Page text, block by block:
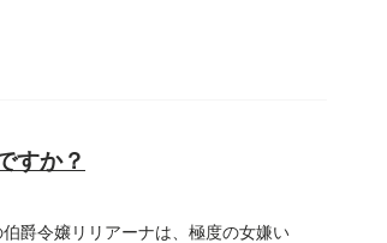
すか？
爵令嬢リリアーナは、極度の女嫌い